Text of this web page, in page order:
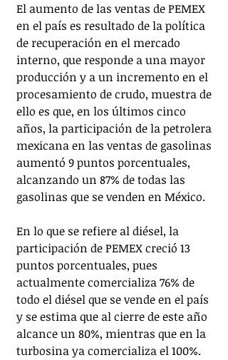
El aumento de las ventas de PEMEX
en el país es resultado de la política
de recuperación en el mercado
interno, que responde a una mayor
producción y a un incremento en el
procesamiento de crudo, muestra de
ello es que, en los últimos cinco
años, la participación de la petrolera
mexicana en las ventas de gasolinas
aumentó 9 puntos porcentuales,
alcanzando un 87% de todas las
gasolinas que se venden en México.
En lo que se refiere al diésel, la
participación de PEMEX creció 13
puntos porcentuales, pues
actualmente comercializa 76% de
todo el diésel que se vende en el país
y se estima que al cierre de este año
alcance un 80%, mientras que en la
turbosina ya comercializa el 100%.